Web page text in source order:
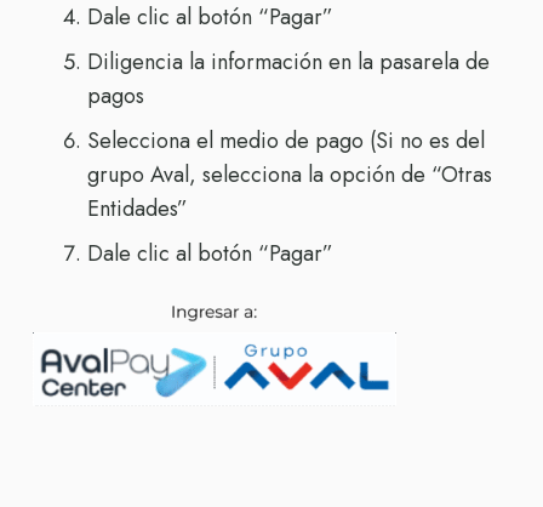
Dale clic al botón “Pagar”
Diligencia la información en la pasarela de
pagos
Selecciona el medio de pago (Si no es del
grupo Aval, selecciona la opción de “Otras
Entidades”
Dale clic al botón “Pagar”